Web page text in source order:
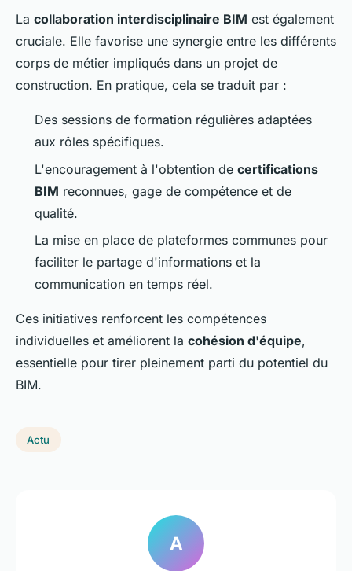
La collaboration interdisciplinaire BIM est également
cruciale. Elle favorise une synergie entre les différents
corps de métier impliqués dans un projet de
construction. En pratique, cela se traduit par :
Des sessions de formation régulières adaptées
aux rôles spécifiques.
L'encouragement à l'obtention de certifications
BIM reconnues, gage de compétence et de
qualité.
La mise en place de plateformes communes pour
faciliter le partage d'informations et la
communication en temps réel.
Ces initiatives renforcent les compétences
individuelles et améliorent la cohésion d'équipe,
essentielle pour tirer pleinement parti du potentiel du
BIM.
Actu
A